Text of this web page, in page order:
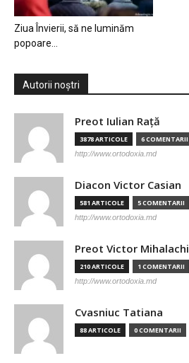
Ziua Învierii, să ne luminăm
popoare…
Autorii noștri
Preot Iulian Raţă
3878 ARTICOLE 6 COMENTARII
http://www.ortodoxia.md
Diacon Victor Casian
581 ARTICOLE 5 COMENTARII
http://www.ortodoxia.md
Preot Victor Mihalachi
210 ARTICOLE 1 COMENTARII
http://www.ortodoxia.md
Cvasniuc Tatiana
88 ARTICOLE 0 COMENTARII